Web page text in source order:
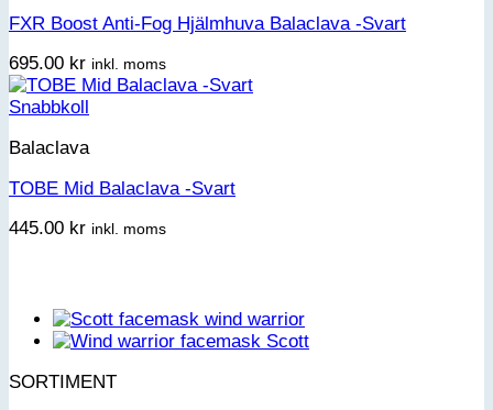
FXR Boost Anti-Fog Hjälmhuva Balaclava -Svart
695.00 kr inkl. moms
Snabbkoll
Balaclava
TOBE Mid Balaclava -Svart
445.00 kr inkl. moms
SORTIMENT